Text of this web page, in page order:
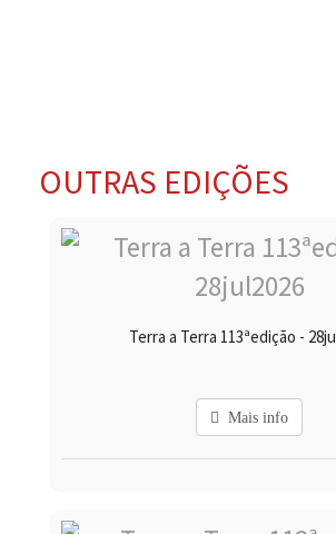
OUTRAS EDIÇÕES
Terra a Terra 113ªedição -
Mais info